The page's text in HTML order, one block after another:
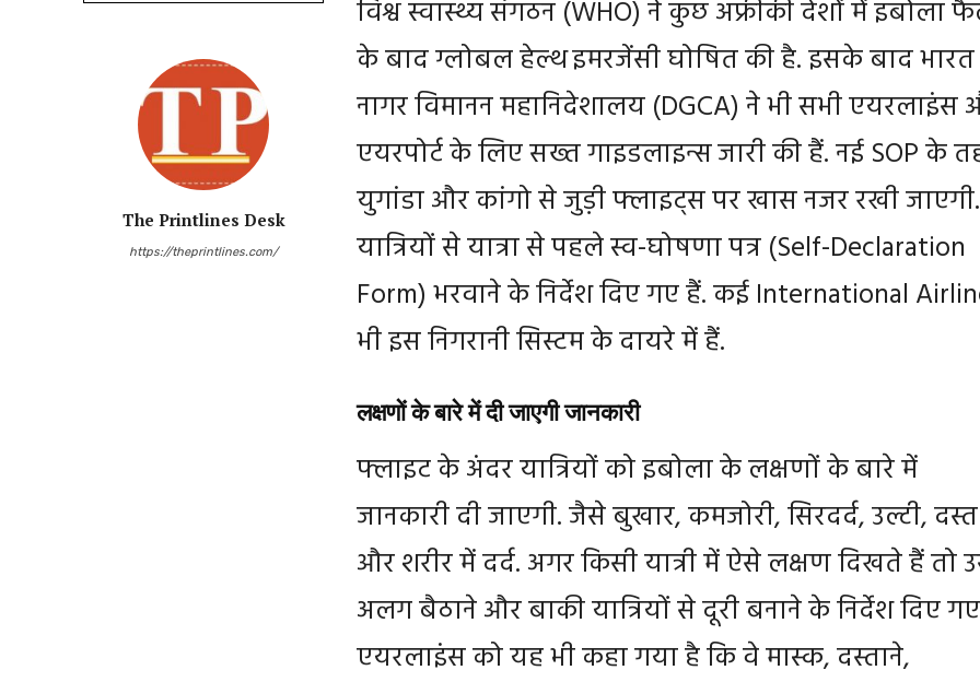
The Printlines Desk
https://theprintlines.com/
विश्व स्वास्थ्य संगठन (WHO) ने कुछ अफ्रीकी देशों में इबोला
के बाद ग्लोबल हेल्थ इमरजेंसी घोषित की है. इसके बाद
नागर विमानन महानिदेशालय (DGCA) ने भी सभी एयरलाइंस
एयरपोर्ट के लिए सख्त गाइडलाइन्स जारी की हैं. नई SOP के
युगांडा और कांगो से जुड़ी फ्लाइट्स पर खास नजर रखी जाएगी.
यात्रियों से यात्रा से पहले स्व-घोषणा पत्र (Self-Declaration
Form) भरवाने के निर्देश दिए गए हैं. कई International
भी इस निगरानी सिस्टम के दायरे में हैं.
लक्षणों के बारे में दी जाएगी जानकारी
फ्लाइट के अंदर यात्रियों को इबोला के लक्षणों के बारे में
जानकारी दी जाएगी. जैसे बुखार, कमजोरी, सिरदर्द, उल्टी, दस्त
और शरीर में दर्द. अगर किसी यात्री में ऐसे लक्षण दिखते हैं तो
अलग बैठाने और बाकी यात्रियों से दूरी बनाने के निर्देश दिए
एयरलाइंस को यह भी कहा गया है कि वे मास्क, दस्ताने,